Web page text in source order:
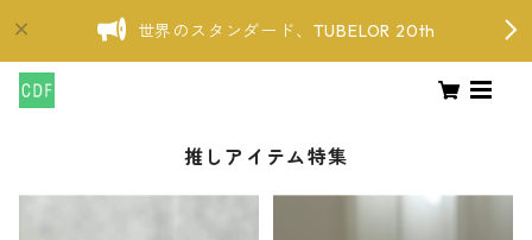
世界のスタンダード、TUBELOR 20th
推しアイテム特集